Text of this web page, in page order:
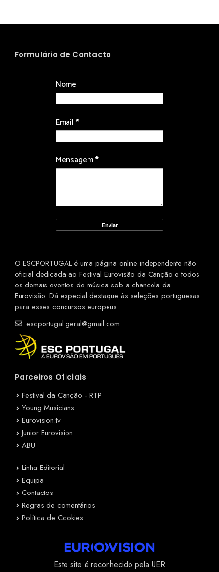
Formulário de Contacto
Nome
Email*
Mensagem*
O ESCPORTUGAL é uma página online independente não
oficial dedicada ao Festival Eurovisão da Canção e todos
os demais eventos de música sob a chancela da
Eurovisão. Dá especial destaque às seleções portuguesas
para esses concursos europeus.
escportugal.geral@gmail.com
Parceiros Oficiais
Festival da Canção - RTP
Young Musicians
Eurovision.tv
Junior Eurovision
ABU
Linha Editorial
Equipa
Contactos
Regras de comentários
Política de Cookies
Este site é reconhecido pela UER